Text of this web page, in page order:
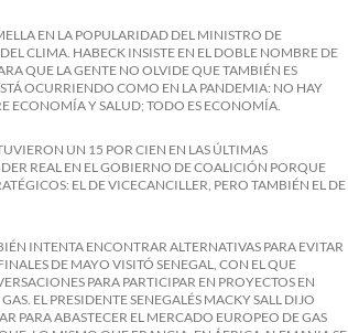
EN LA POPULARIDAD DEL MINISTRO DE
CLIMA. HABECK INSISTE EN EL DOBLE NOMBRE DE
QUE LA GENTE NO OLVIDE QUE TAMBIÉN ES
OCURRIENDO COMO EN LA PANDEMIA: NO HAY
ECONOMÍA Y SALUD; TODO ES ECONOMÍA.
UN 15 POR CIEN EN LAS ÚLTIMAS
REAL EN EL GOBIERNO DE COALICIÓN PORQUE
EL DE VICECANCILLER, PERO TAMBIÉN EL DE
INTENTA ENCONTRAR ALTERNATIVAS PARA EVITAR
DE MAYO VISITÓ SENEGAL, CON EL QUE
PARA PARTICIPAR EN PROYECTOS EN
EL PRESIDENTE SENEGALÉS MACKY SALL DIJO
PARA ABASTECER EL MERCADO EUROPEO DE GAS